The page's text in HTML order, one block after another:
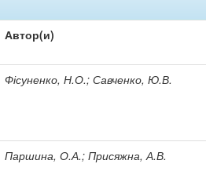
Автор(и)
Фісуненко, Н.О.; Савченко, Ю.В.
Паршина, О.А.; Присяжна, А.В.